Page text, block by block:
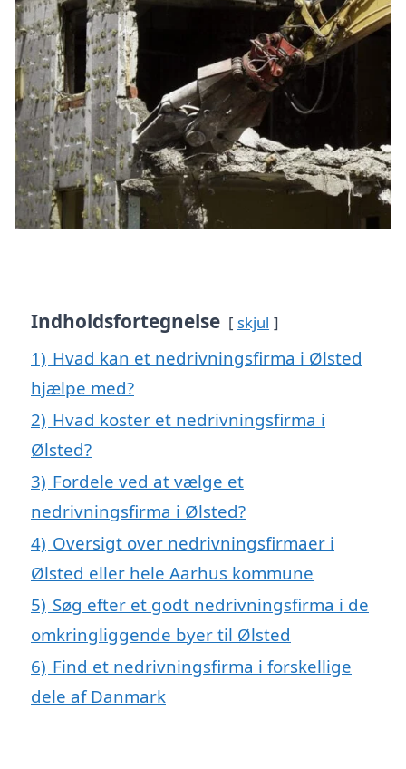
Indholdsfortegnelse skjul
1) Hvad kan et nedrivningsfirma i Ølsted
hjælpe med?
2) Hvad koster et nedrivningsfirma i
Ølsted?
3) Fordele ved at vælge et
nedrivningsfirma i Ølsted?
4) Oversigt over nedrivningsfirmaer i
Ølsted eller hele Aarhus kommune
5) Søg efter et godt nedrivningsfirma i de
omkringliggende byer til Ølsted
6) Find et nedrivningsfirma i forskellige
dele af Danmark